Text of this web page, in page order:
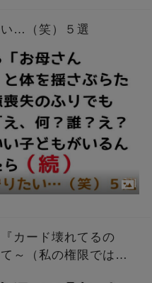
…（笑）５選
カード壊れてるの
～（私の権限では入